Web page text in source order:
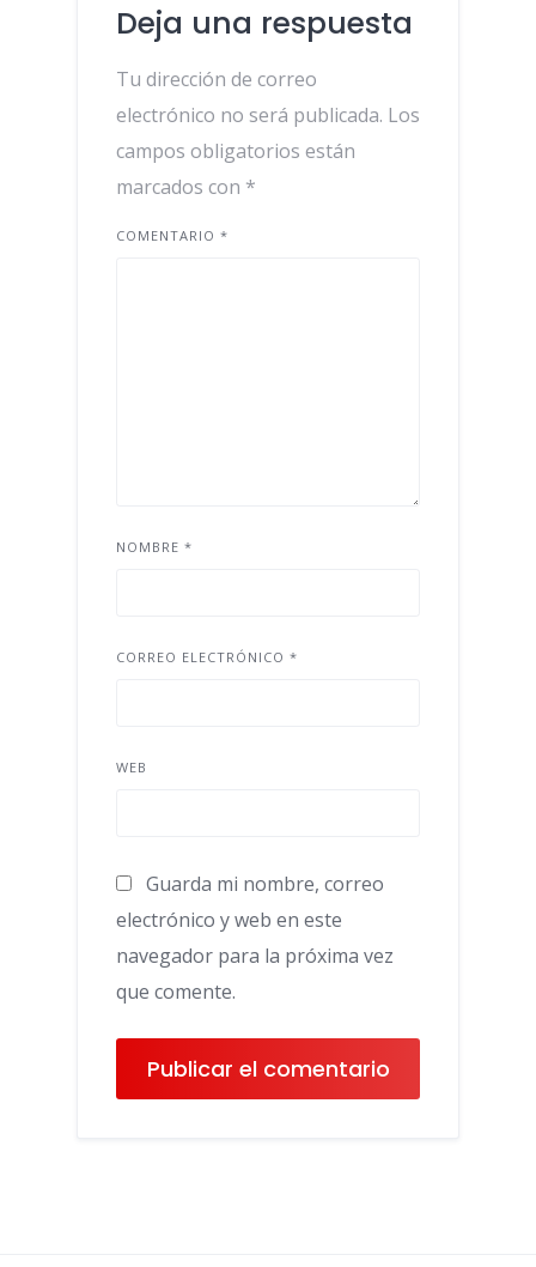
Deja una respuesta
Tu dirección de correo
electrónico no será publicada. Los
campos obligatorios están
marcados con *
COMENTARIO *
NOMBRE *
CORREO ELECTRÓNICO *
WEB
Guarda mi nombre, correo
electrónico y web en este
navegador para la próxima vez
que comente.